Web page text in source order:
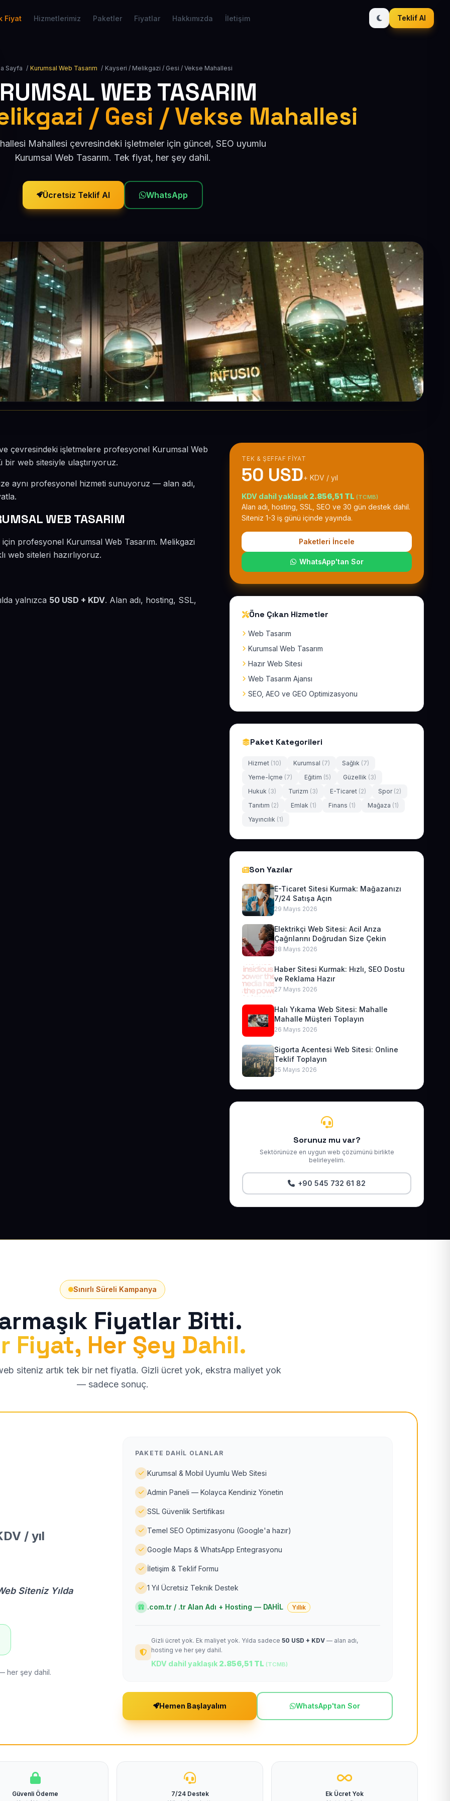
Fiyat Hizmetlerimiz Paketler Fiyatlar Hakkımızda İletişim Teklif Al
Sayfa / Kurumsal Web Tasarım / Kayseri / Melikgazi / Gesi / Vekse Mahallesi
WEB TASARIM
/ Gesi / Vekse Mahallesi
Mahallesi çevresindeki işletmeler için güncel, SEO uyumlu
Kurumsal Web Tasarım. Tek fiyat, her şey dahil.
Ücretsiz Teklif Al WhatsApp
çevresindeki işletmelere profesyonel Kurumsal Web
web sitesiyle ulaştırıyoruz.
aynı profesyonel hizmeti sunuyoruz — alan adı,
WEB TASARIM
profesyonel Kurumsal Web Tasarım. Melikgazi
web siteleri hazırlıyoruz.
yalnızca 50 USD + KDV. Alan adı, hosting, SSL,
TEK & ŞEFFAF FIYAT
50 USD+ KDV / yıl
KDV dahil yaklaşık 2.856,51 TL (TCMB)
Alan adı, hosting, SSL, SEO ve 30 gün destek dahil.
Siteniz 1-3 iş günü içinde yayında.
Paketleri İncele
WhatsApp'tan Sor
Öne Çıkan Hizmetler
Web Tasarım
Kurumsal Web Tasarım
Hazır Web Sitesi
Web Tasarım Ajansı
SEO, AEO ve GEO Optimizasyonu
Paket Kategorileri
Hizmet (10) Kurumsal (7) Sağlık (7)
Yeme-İçme (7) Eğitim (5) Güzellik (3)
Hukuk (3) Turizm (3) E-Ticaret (2) Spor (2)
Tanıtım (2) Emlak (1) Finans (1) Mağaza (1)
Yayıncılık (1)
Son Yazılar
E-Ticaret Sitesi Kurmak: Mağazanızı
7/24 Satışa Açın
29 Mayıs 2026
Elektrikçi Web Sitesi: Acil Arıza
Çağrılarını Doğrudan Size Çekin
28 Mayıs 2026
Haber Sitesi Kurmak: Hızlı, SEO Dostu
ve Reklama Hazır
27 Mayıs 2026
Halı Yıkama Web Sitesi: Mahalle
Mahalle Müşteri Toplayın
26 Mayıs 2026
Sigorta Acentesi Web Sitesi: Online
Teklif Toplayın
25 Mayıs 2026
Sorunuz mu var?
Sektörünüze en uygun web çözümünü birlikte
belirleyelim.
+90 545 732 61 82
Sınırlı Süreli Kampanya
Fiyatlar Bitti.
Fiyat, Her Şey Dahil.
siteniz artık tek bir net fiyatla. Gizli ücret yok, ekstra maliyet yok
— sadece sonuç.
/ yıl
Siteniz Yılda
her şey dahil.
PAKETE DAHIL OLANLAR
Kurumsal & Mobil Uyumlu Web Sitesi
Admin Paneli — Kolayca Kendiniz Yönetin
SSL Güvenlik Sertifikası
Temel SEO Optimizasyonu (Google'a hazır)
Google Maps & WhatsApp Entegrasyonu
İletişim & Teklif Formu
1 Yıl Ücretsiz Teknik Destek
.com.tr / .tr Alan Adı + Hosting — DAHİL Yıllık
Gizli ücret yok. Ek maliyet yok. Yılda sadece 50 USD + KDV — alan adı,
hosting ve her şey dahil.
KDV dahil yaklaşık 2.856,51 TL (TCMB)
Hemen Başlayalım WhatsApp'tan Sor
Güvenli Ödeme
7/24 Destek
Ek Ücret Yok